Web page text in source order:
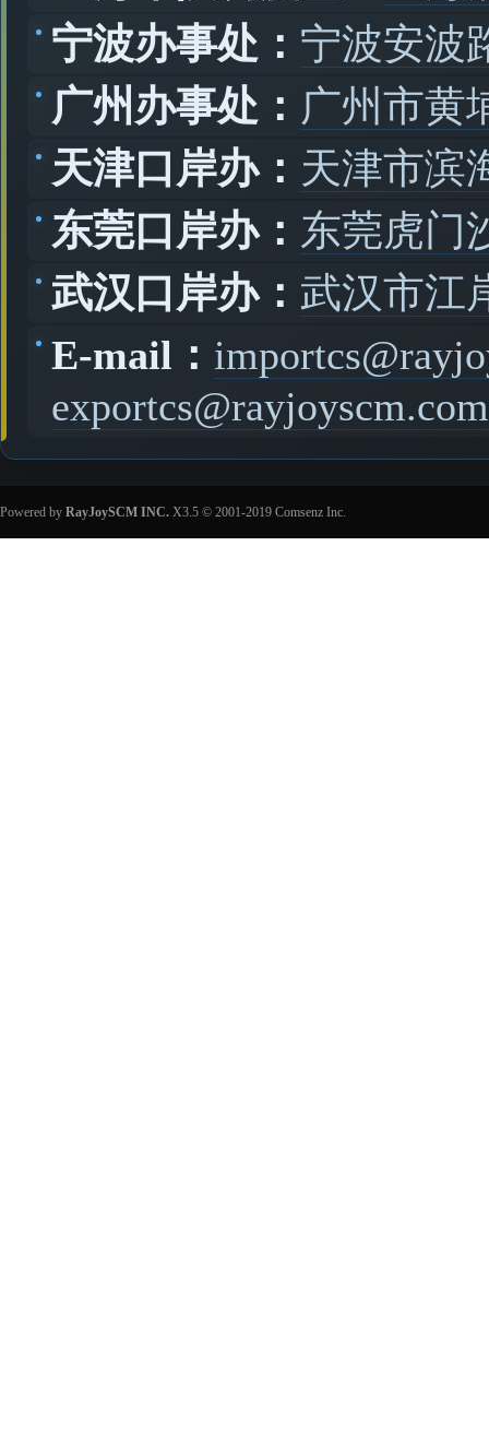
宁波办事处： 宁波安波
广州办事处： 广州市黄
天津口岸办： 天津市滨
东莞口岸办： 东莞虎门
武汉口岸办： 武汉市江
E-mail：
exportcs@rayjoyscm.com
Powered by RayJoySCM INC. X3.5 © 2001-2019 Comsenz Inc.